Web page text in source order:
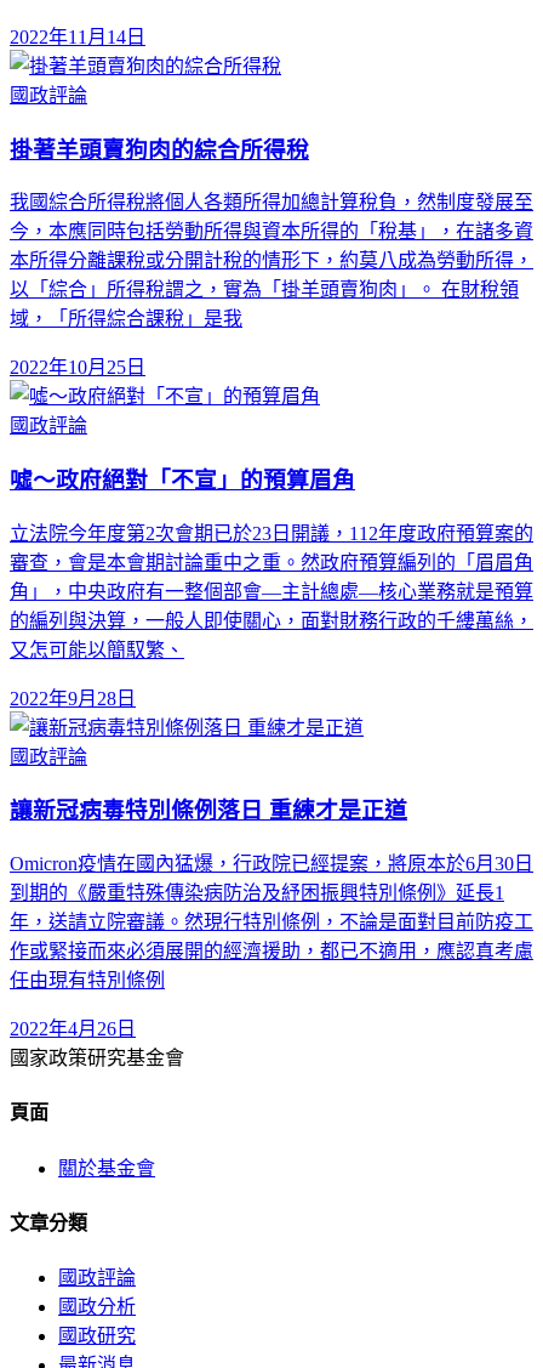
2022年11月14日
國政評論
掛著羊頭賣狗肉的綜合所得稅
我國綜合所得稅將個人各類所得加總計算稅負，然制度發展至
今，本應同時包括勞動所得與資本所得的「稅基」，在諸多資
本所得分離課稅或分開計稅的情形下，約莫八成為勞動所得，
以「綜合」所得稅謂之，實為「掛羊頭賣狗肉」。 在財稅領
域，「所得綜合課稅」是我
2022年10月25日
國政評論
噓～政府絕對「不宣」的預算眉角
立法院今年度第2次會期已於23日開議，112年度政府預算案的
審查，會是本會期討論重中之重。然政府預算編列的「眉眉角
角」，中央政府有一整個部會—主計總處—核心業務就是預算
的編列與決算，一般人即使關心，面對財務行政的千縷萬絲，
又怎可能以簡馭繁、
2022年9月28日
國政評論
讓新冠病毒特別條例落日 重練才是正道
Omicron疫情在國內猛爆，行政院已經提案，將原本於6月30日
到期的《嚴重特殊傳染病防治及紓困振興特別條例》延長1
年，送請立院審議。然現行特別條例，不論是面對目前防疫工
作或緊接而來必須展開的經濟援助，都已不適用，應認真考慮
任由現有特別條例
2022年4月26日
國家政策研究基金會
頁面
關於基金會
文章分類
國政評論
國政分析
國政研究